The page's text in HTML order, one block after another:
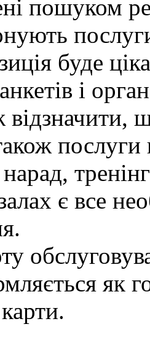
пошуком
буде
і
відзначити,
послуги
є все
як